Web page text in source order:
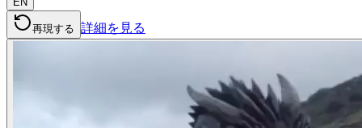
再現する 詳細を見る